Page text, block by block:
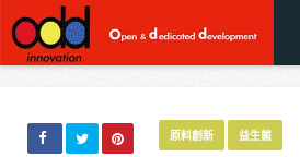
原料創新 益生菌